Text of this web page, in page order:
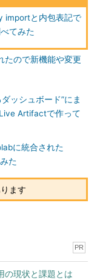
importと内包表記で
てみた
たので新機能や変更
ッシュボード”にま
Artifactで作って
に統合された
た
ます
PR
の現状と課題とは